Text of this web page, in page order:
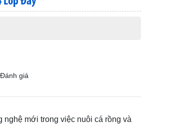
giá
nghệ mới trong việc nuôi cá rồng và